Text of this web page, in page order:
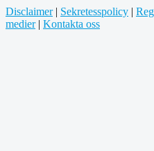
Disclaimer| Sekretesspolicy |
medier| Kontakta oss